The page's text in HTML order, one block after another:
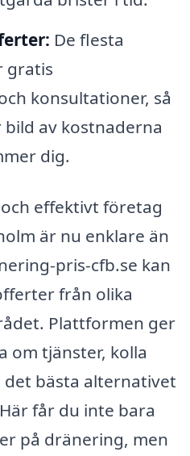
De flesta
gratis
konsultationer, så
bild av kostnaderna
dig.
effektivt företag
är nu enklare än
pris-cfb.se kan
från olika
Plattformen ger
om tjänster, kolla
bästa alternativet
får du inte bara
på dränering, men